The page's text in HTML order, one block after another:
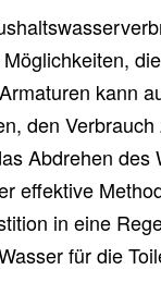
kann
den
Abdrehen des
effektive
in eine
für die